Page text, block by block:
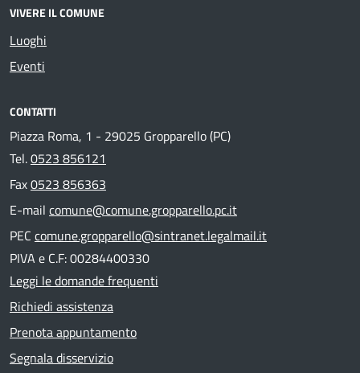
VIVERE IL COMUNE
Luoghi
Eventi
CONTATTI
Piazza Roma, 1 - 29025 Gropparello (PC)
Tel.0523 856121
Fax0523 856363
E-mail comune@comune.gropparello.pc.it
PEC comune.gropparello@sintranet.legalmail.it
PIVA e C.F: 00284400330
Leggi le domande frequenti
Richiedi assistenza
Prenota appuntamento
Segnala disservizio